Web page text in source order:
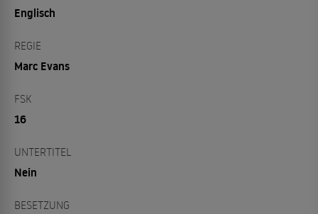
Englisch
REGIE
Marc Evans
FSK
16
UNTERTITEL
Nein
BESETZUNG